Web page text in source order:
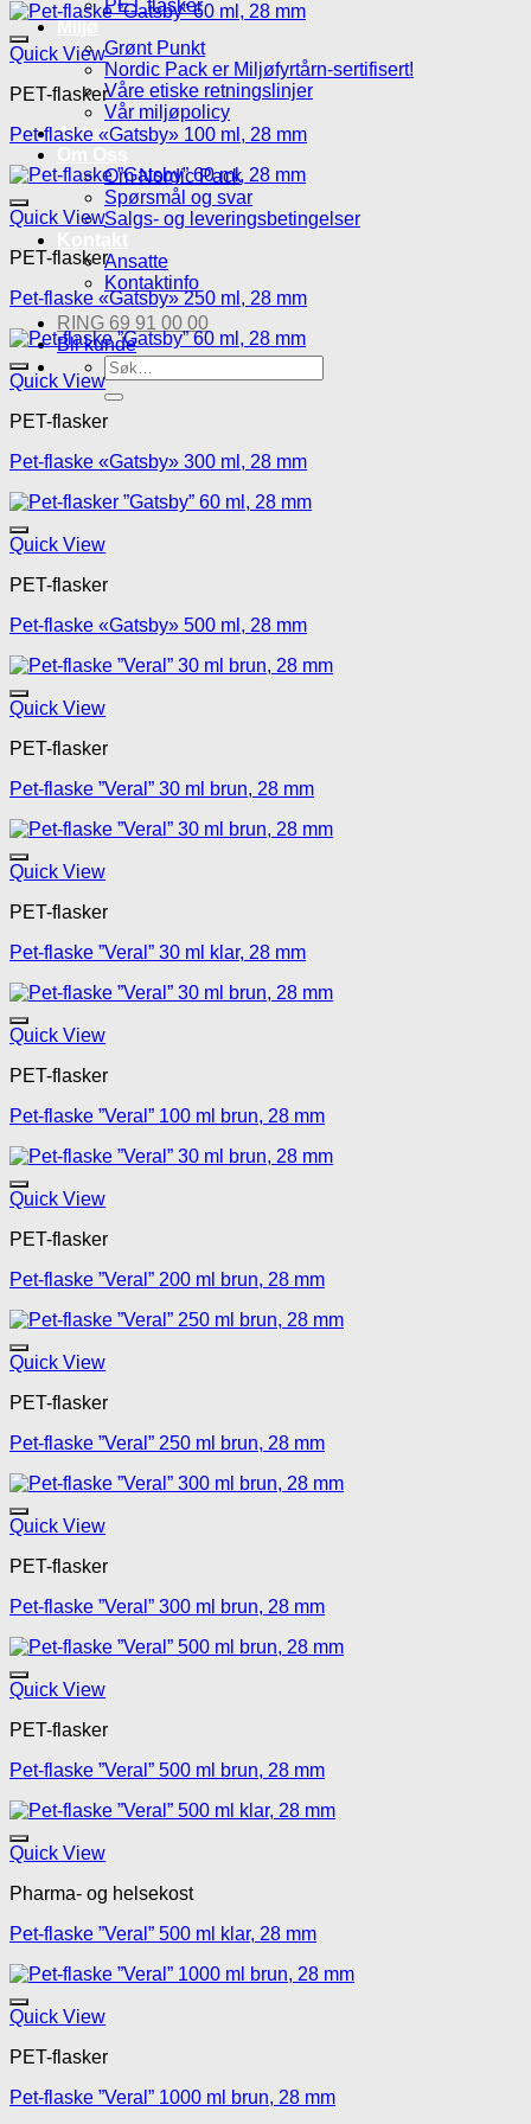
PET flasker
Miljø
Grønt Punkt
Nordic Pack er Miljøfyrtårn-sertifisert!
Våre etiske retningslinjer
Vår miljøpolicy
Aktuelt
Om Nordic Pack
Spørsmål og svar
Salgs- og leveringsbetingelser
Ansatte
Kontaktinfo
RING 69 91 00 00
Bli kunde
Søk
etter:
Quick View
PET-flasker
Pet-flaske «Gatsby» 100 ml, 28 mm
Quick View
PET-flasker
Pet-flaske «Gatsby» 250 ml, 28 mm
Quick View
PET-flasker
Pet-flaske «Gatsby» 300 ml, 28 mm
Quick View
PET-flasker
Pet-flaske «Gatsby» 500 ml, 28 mm
Quick View
PET-flasker
Pet-flaske ”Veral” 30 ml brun, 28 mm
Quick View
PET-flasker
Pet-flaske ”Veral” 30 ml klar, 28 mm
Quick View
PET-flasker
Pet-flaske ”Veral” 100 ml brun, 28 mm
Quick View
PET-flasker
Pet-flaske ”Veral” 200 ml brun, 28 mm
Quick View
PET-flasker
Pet-flaske ”Veral” 250 ml brun, 28 mm
Quick View
PET-flasker
Pet-flaske ”Veral” 300 ml brun, 28 mm
Quick View
PET-flasker
Pet-flaske ”Veral” 500 ml brun, 28 mm
Quick View
Pharma- og helsekost
Pet-flaske ”Veral” 500 ml klar, 28 mm
Quick View
PET-flasker
Pet-flaske ”Veral” 1000 ml brun, 28 mm